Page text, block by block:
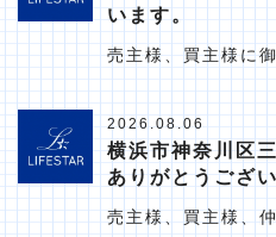
います。
売主様、買主様に
2026.08.06
横浜市神奈川区
ありがとうござい
売主様、買主様、